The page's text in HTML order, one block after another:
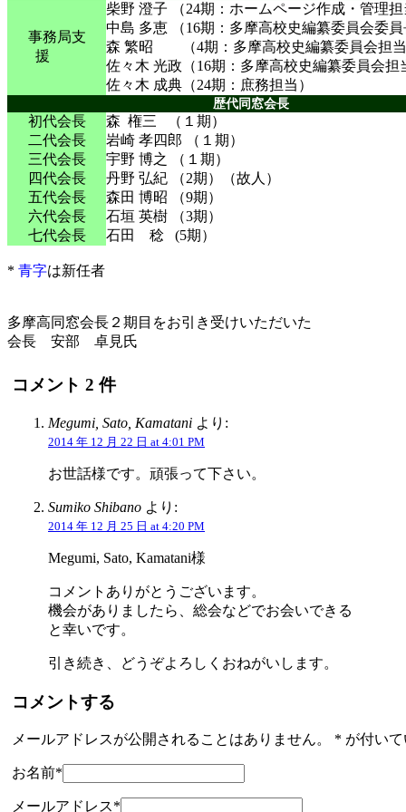
事務局支
援
柴野 澄子 （24期：ホームページ作成・管理担
中島 多恵 （16期：多摩高校史編纂委員会委員
森 繁昭 （4期：多摩高校史編纂委員会担当
佐々木 光政（16期：多摩高校史編纂委員会担
佐々木 成典（24期：庶務担当）
歴代同窓会長
初代会長
森 権三 （１期）
二代会長
岩崎 孝四郎 （１期）
三代会長
宇野 博之 （１期）
四代会長
丹野 弘紀 （2期）（故人）
五代会長
森田 博昭 （9期）
六代会長
石垣 英樹 （3期）
七代会長
石田 稔 (5期）
* 青字は新任者
多摩高同窓会長２期目をお引き受けいただいた
会長 安部 卓見氏
コメント 2 件
Megumi, Sato, Kamatani より:
2014 年 12 月 22 日 at 4:01 PM
お世話様です。頑張って下さい。
Sumiko Shibano より:
2014 年 12 月 25 日 at 4:20 PM
Megumi, Sato, Kamatani様
コメントありがとうございます。
機会がありましたら、総会などでお会いできる
と幸いです。
引き続き、どうぞよろしくおねがいします。
コメントする
メールアドレスが公開されることはありません。 * が付い
お名前*
メールアドレス*